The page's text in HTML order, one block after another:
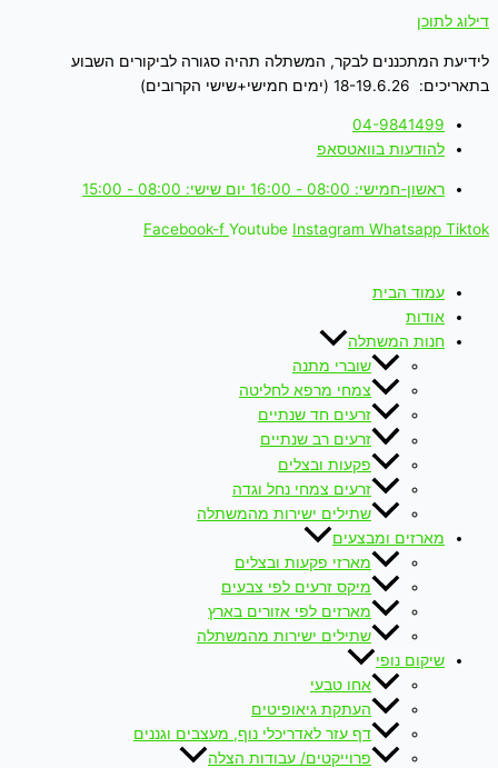
דילוג לתוכן
לידיעת המתכננים לבקר, המשתלה תהיה סגורה לביקורים השבוע
בתאריכים: 18-19.6.26 (ימים חמישי+שישי הקרובים)
04-9841499
להודעות בוואטסאפ
ראשון-חמישי: 08:00 - 16:00 יום שישי: 08:00 - 15:00
Facebook-f Youtube Instagram Whatsapp Tiktok
עמוד הבית
אודות
חנות המשתלה
שוברי מתנה
צמחי מרפא לחליטה
זרעים חד שנתיים
זרעים רב שנתיים
פקעות ובצלים
זרעים צמחי נחל וגדה
שתילים ישירות מהמשתלה
מארזים ומבצעים
מארזי פקעות ובצלים
מיקס זרעים לפי צבעים
מארזים לפי אזורים בארץ
שתילים ישירות מהמשתלה
שיקום נופי
אחו טבעי
העתקת גיאופיטים
דף עזר לאדריכלי נוף, מעצבים וגננים
פרוייקטים/ עבודות הצלה